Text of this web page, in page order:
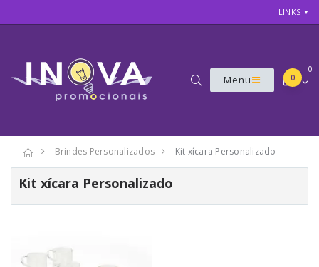
LINKS
Menu
0
0
Brindes Personalizados Kit xícara Personalizado
Kit xícara Personalizado